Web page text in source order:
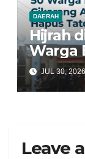
DAERAH
Hijrah
Warga
Tato
JUL 30, 2026
Leave